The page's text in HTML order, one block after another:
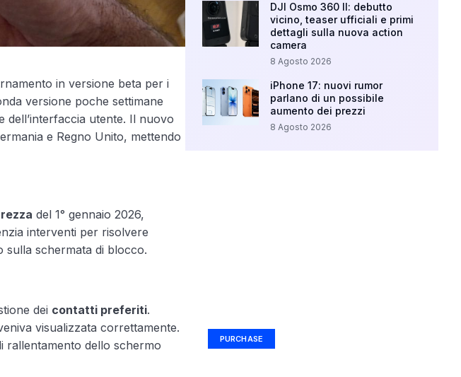
in versione beta per i
versione poche settimane
dell’interfaccia utente. Il nuovo
e Regno Unito, mettendo
del 1° gennaio 2026,
interventi per risolvere
sulla schermata di blocco.
dei contatti preferiti.
visualizzata correttamente.
rallentamento dello schermo
DJI Osmo 360 II: debutto
vicino, teaser ufficiali e primi
dettagli sulla nuova action
camera
8 Agosto 2026
iPhone 17: nuovi rumor
parlano di un possibile
aumento dei prezzi
8 Agosto 2026
PURCHASE